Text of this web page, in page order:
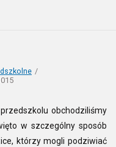
obchodziliśmy
w szczególny sposób
którzy mogli podziwiać